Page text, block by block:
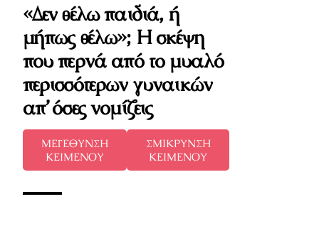
«Δεν θέλω παιδιά, ή
μήπως θέλω»; Η σκέψη
που περνά από το μυαλό
περισσότερων γυναικών
απ’ όσες νομίζεις
ΜΕΓΕΘΥΝΣΗ
ΚΕΙΜΕΝΟΥ
ΣΜΙΚΡΥΝΣΗ
ΚΕΙΜΕΝΟΥ